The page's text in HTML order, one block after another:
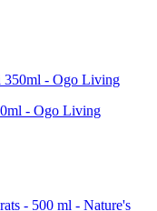
- Ogo Living